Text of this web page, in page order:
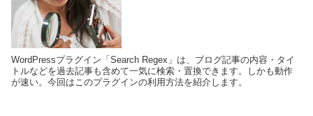
WordPressプラグイン「Search Regex」は、ブログ記事の内容・タイ
トルなどを過去記事も含めて一気に検索・置換できます。しかも動作
が速い。今回はこのプラグインの利用方法を紹介します。